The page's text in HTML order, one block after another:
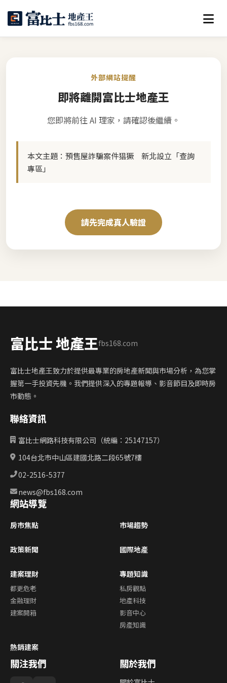
外部網站提醒
即將離開富比士地產王
您即將前往 AI 理家，請確認後繼續。
本文主題： 預售屋詐騙案件猖獗 新北設立「查詢
專區」
請先完成真人驗證
富比士 地產王fbs168.com
富比士地產王致力於提供最專業的房地產新聞與市場分析，為您掌
握第一手投資先機。我們提供深入的專題報導、影音節目及即時房
市動態。
聯絡資訊
富比士網路科技有限公司（統編：25147157）
104台北市中山區建國北路二段65號7樓
02-2516-5377
news@fbs168.com
網站導覽
房市焦點 市場趨勢
政策新聞 國際地產
建案理財
都更危老
金融理財
建案開箱
專題知識
私房觀點
地產科技
影音中心
房產知識
熱銷建案
關注我們 關於我們